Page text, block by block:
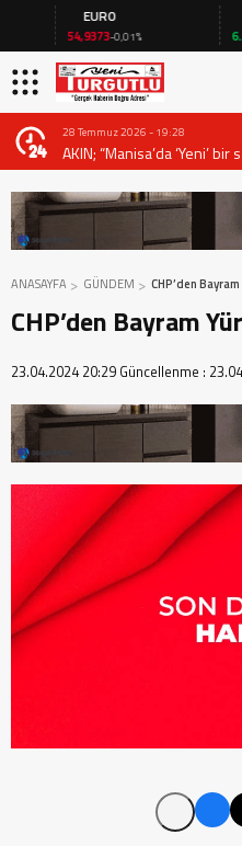
EURO
54,9373-0,01%
28 Temmuz 2026 - 19:28
AKIN; “Manisa’da ‘Yeni’ bir
ANASAYFA GÜNDEM CHP’den
CHP’den Bayram
23.04.2024 20:29 Güncellenme :